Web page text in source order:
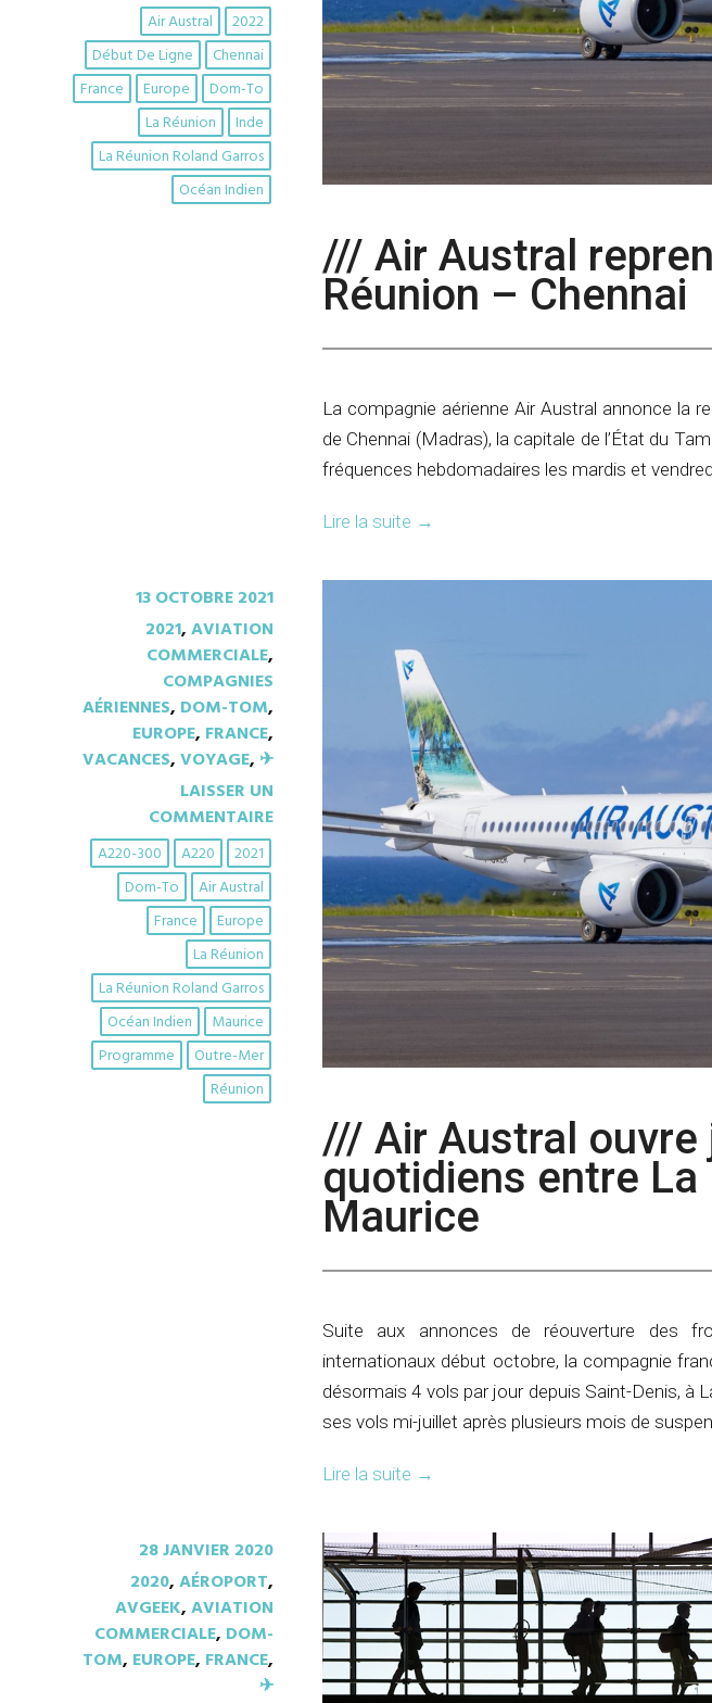
2022
Air Austral
Chennai
Début De Ligne
Dom-To
Europe
France
Inde
La Réunion
La Réunion Roland Garros
Océan Indien
/// Air Austral
Réunion – Chennai
La compagnie aérienne Air Austral annonce la
de Chennai (Madras), la capitale de l’État du
fréquences hebdomadaires les mardis et
Lire la suite →
13 OCTOBRE 2021
2021,AVIATION
COMMERCIALE,
COMPAGNIES
AÉRIENNES, DOM-TOM,
EUROPE, FRANCE,
VACANCES,VOYAGE, ✈︎
LAISSER UN
COMMENTAIRE
2021
A220
A220-300
Air Austral
Dom-To
Europe
France
La Réunion
La Réunion Roland Garros
Maurice
Océan Indien
Outre-Mer
Programme
Réunion
/// Air Austral ouvre
quotidiens entre La
Maurice
Suite aux annonces de réouverture des
internationaux début octobre, la compagnie
désormais 4 vols par jour depuis Saint-Denis, à
ses vols mi-juillet après plusieurs mois de
Lire la suite →
28 JANVIER 2020
2020,AÉROPORT,
AVGEEK,AVIATION
COMMERCIALE, DOM-
TOM, EUROPE, FRANCE,
✈︎